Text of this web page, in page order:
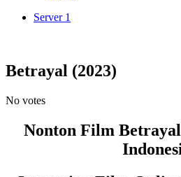
Server 1
Betrayal (2023)
No votes
Nonton Film